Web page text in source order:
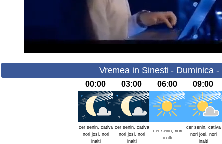
Vremea in Sinesti - Duminica -
00:00 03:00 06:00 09:00
cer senin, cativa
nori josi, nori
inalti
cer senin, cativa
nori josi, nori
inalti
cer senin, nori
inalti
cer senin, cativa
nori josi, nori
inalti